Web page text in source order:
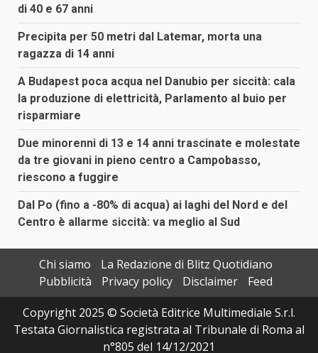
di 40 e 67 anni
Precipita per 50 metri dal Latemar, morta una
ragazza di 14 anni
A Budapest poca acqua nel Danubio per siccità: cala
la produzione di elettricità, Parlamento al buio per
risparmiare
Due minorenni di 13 e 14 anni trascinate e molestate
da tre giovani in pieno centro a Campobasso,
riescono a fuggire
Dal Po (fino a -80% di acqua) ai laghi del Nord e del
Centro è allarme siccità: va meglio al Sud
Chi siamo
La Redazione di Blitz Quotidiano
Pubblicità
Privacy policy Disclaimer
Feed
Copyright 2025 © Società Editrice Multimediale S.r.l.
Testata Giornalistica registrata al Tribunale di Roma al
n°805 del 14/12/2021